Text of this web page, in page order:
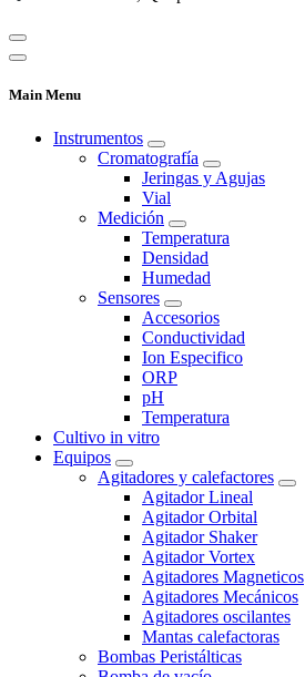
Main Menu
Instrumentos
Cromatografía
Jeringas y Agujas
Vial
Medición
Temperatura
Densidad
Humedad
Sensores
Accesorios
Conductividad
Ion Especifico
ORP
pH
Temperatura
Cultivo in vitro
Equipos
Agitadores y calefactores
Agitador Lineal
Agitador Orbital
Agitador Shaker
Agitador Vortex
Agitadores Magneticos
Agitadores Mecánicos
Agitadores oscilantes
Mantas calefactoras
Bombas Peristálticas